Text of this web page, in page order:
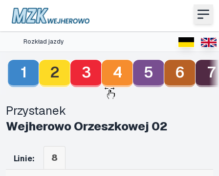
Rozkład jazdy
1 2 3 4 5 6 7
Przystanek
Wejherowo Orzeszkowej 02
Linie: 8